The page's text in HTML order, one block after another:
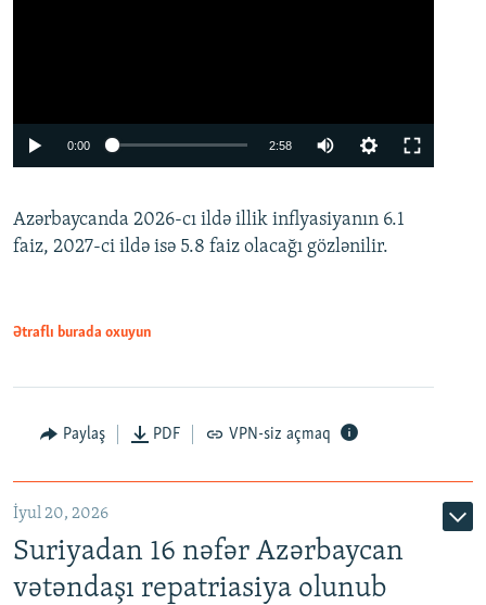
Auto
0:00 2:58
360p
480p
Azərbaycanda 2026-cı ildə illik inflyasiyanın 6.1
faiz, 2027-ci ildə isə 5.8 faiz olacağı gözlənilir.
Ətraflı burada oxuyun
Paylaş PDF VPN-siz açmaq
İyul 20, 2026
Suriyadan 16 nəfər Azərbaycan
vətəndaşı repatriasiya olunub